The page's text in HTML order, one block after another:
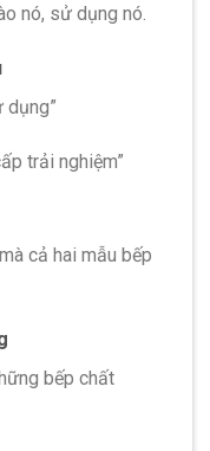
nó, sử dụng nó.
dụng”
trải nghiệm”
cả hai mẫu bếp
bếp chất